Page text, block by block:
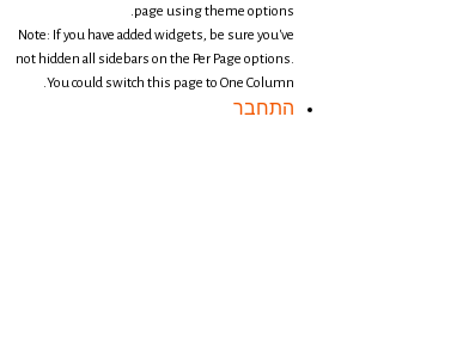
page using theme options.
Note: If you have added widgets, be sure you've
not hidden all sidebars on the Per Page options.
You could switch this page to One Column.
התחבר